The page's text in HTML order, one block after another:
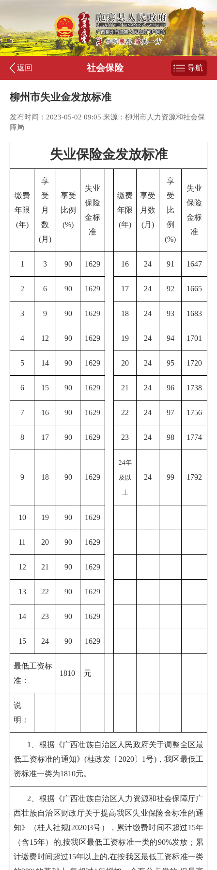
返回 社会保险 导航
柳州市失业金发放标准
发布时间：2023-05-02 09:05 来源：柳州市人力资源和社会保
障局
失业保险金发放标准
缴费
年限
(年)
享
受
月
数
(月)
享受
比例
(%)
失业
保险
金标
准
缴费
年限
(年)
享受
月数
(月)
享
受
比
例
(%)
失业
保险
金标
准
1 3 90 1629 16 24 91 1647
2 6 90 1629 17 24 92 1665
3 9 90 1629 18 24 93 1683
4 12 90 1629 19 24 94 1701
5 14 90 1629 20 24 95 1720
6 15 90 1629 21 24 96 1738
7 16 90 1629 22 24 97 1756
8 17 90 1629 23 24 98 1774
9 18 90 1629
24年
及以
上
24 99 1792
10 19 90 1629
11 20 90 1629
12 21 90 1629
13 22 90 1629
14 23 90 1629
15 24 90 1629
最低工资标
准：
1810 元
说
明：
1、根据《广西壮族自治区人民政府关于调整全区最
低工资标准的通知》(桂政发〔2020〕1号)，我区最低工
资标准一类为1810元。
2、根据《广西壮族自治区人力资源和社会保障厅广
西壮族自治区财政厅关于提高我区失业保险金标准的通
知》（桂人社规[2020]3号），累计缴费时间不超过15年
（含15年）的,按我区最低工资标准一类的90%发放；累
计缴费时间超过15年以上的,在按我区最低工资标准一类